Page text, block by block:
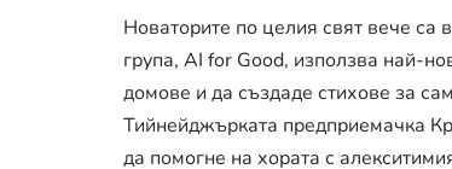
Новаторите по целия свят вече са
група, AI for Good, използва най-
домове и да създаде стихове за
Тийнейджърката предприемачка
да помогне на хората с